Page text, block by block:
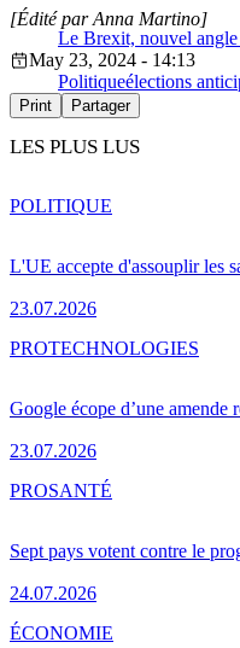
Le Brexit, nouvel angle
[Édité par Anna Martino]
May 23, 2024 - 14:13
Politiqueélections
Print Partager
LES PLUS LUS
L'UE accepte d'assouplir les
23.07.2026
POLITIQUE
Google écope d’une amende
23.07.2026
PROTECHNOLOGIES
Sept pays votent contre le
24.07.2026
PROSANTÉ
ÉCONOMIE